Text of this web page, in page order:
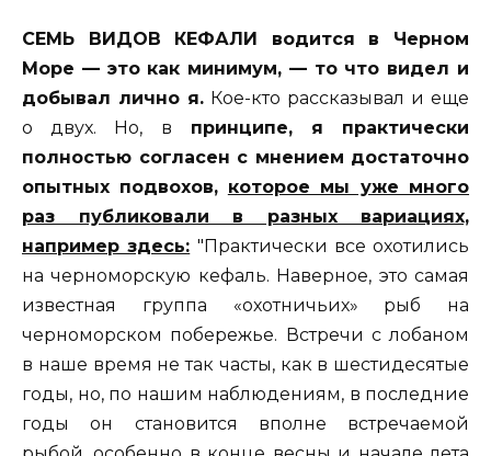
СЕМЬ ВИДОВ КЕФАЛИ водится в Черном
Море — это как минимум, — то что видел и
добывал лично я. Кое-кто рассказывал и еще
о двух. Но, в принципе, я практически
полностью согласен с мнением достаточно
опытных подвохов, которое мы уже много
раз публиковали в разных вариациях,
например здесь: "Практически все охотились
на черноморскую кефаль. Наверное, это самая
известная группа «охотничьих» рыб на
черноморском побережье. Встречи с лобаном
в наше время не так часты, как в шестидесятые
годы, но, по нашим наблюдениям, в последние
годы он становится вполне встречаемой